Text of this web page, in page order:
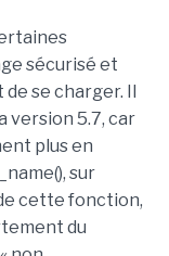
sécurisé et
se charger. Il
version 5.7, car
plus en
sur
cette fonction,
du